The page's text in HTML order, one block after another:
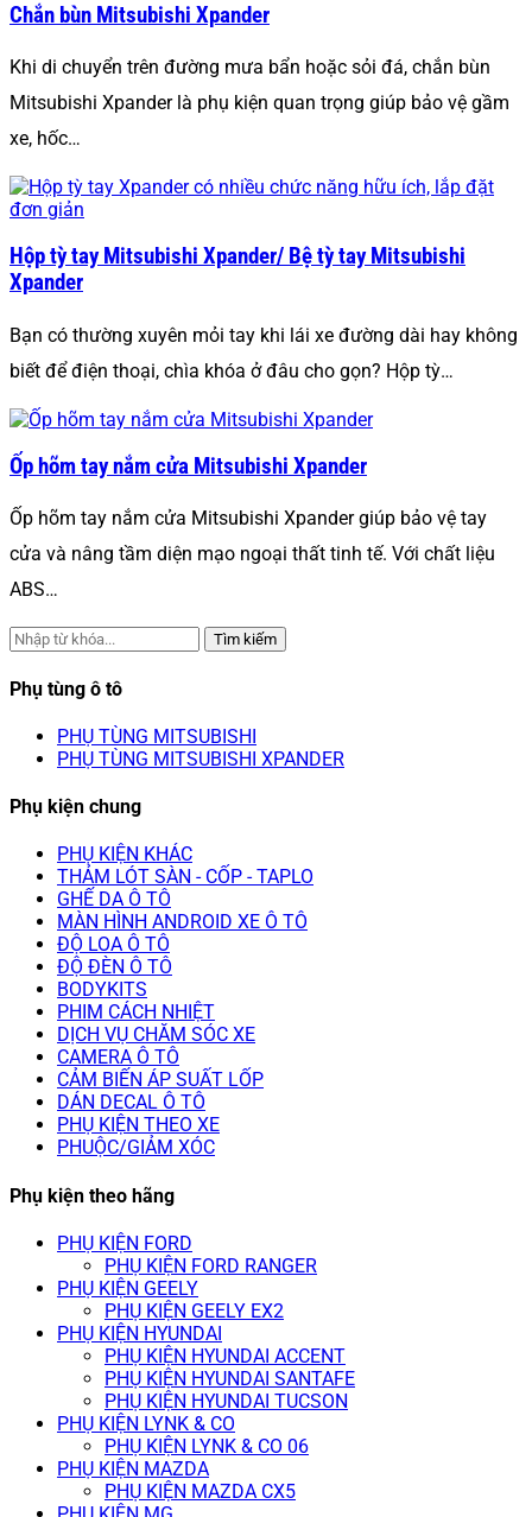
Chắn bùn Mitsubishi Xpander
Khi di chuyển trên đường mưa bẩn hoặc sỏi đá, chắn bùn
Mitsubishi Xpander là phụ kiện quan trọng giúp bảo vệ gầm
xe, hốc…
Hộp tỳ tay Mitsubishi Xpander/ Bệ tỳ tay Mitsubishi
Xpander
Bạn có thường xuyên mỏi tay khi lái xe đường dài hay không
biết để điện thoại, chìa khóa ở đâu cho gọn? Hộp tỳ…
Ốp hõm tay nắm cửa Mitsubishi Xpander
Ốp hõm tay nắm cửa Mitsubishi Xpander giúp bảo vệ tay
cửa và nâng tầm diện mạo ngoại thất tinh tế. Với chất liệu
ABS…
Tìm kiếm
Phụ tùng ô tô
PHỤ TÙNG MITSUBISHI
PHỤ TÙNG MITSUBISHI XPANDER
Phụ kiện chung
PHỤ KIỆN KHÁC
THẢM LÓT SÀN - CỐP - TAPLO
GHẾ DA Ô TÔ
MÀN HÌNH ANDROID XE Ô TÔ
ĐỘ LOA Ô TÔ
ĐỘ ĐÈN Ô TÔ
BODYKITS
PHIM CÁCH NHIỆT
DỊCH VỤ CHĂM SÓC XE
CAMERA Ô TÔ
CẢM BIẾN ÁP SUẤT LỐP
DÁN DECAL Ô TÔ
PHỤ KIỆN THEO XE
PHUỘC/GIẢM XÓC
Phụ kiện theo hãng
PHỤ KIỆN FORD
PHỤ KIỆN FORD RANGER
PHỤ KIỆN GEELY
PHỤ KIỆN GEELY EX2
PHỤ KIỆN HYUNDAI
PHỤ KIỆN HYUNDAI ACCENT
PHỤ KIỆN HYUNDAI SANTAFE
PHỤ KIỆN HYUNDAI TUCSON
PHỤ KIỆN LYNK & CO
PHỤ KIỆN LYNK & CO 06
PHỤ KIỆN MAZDA
PHỤ KIỆN MAZDA CX5